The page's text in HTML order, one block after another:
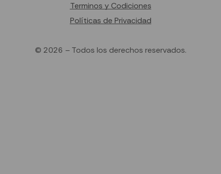
Terminos y Codiciones
Políticas de Privacidad
© 2026 – Todos los derechos reservados.